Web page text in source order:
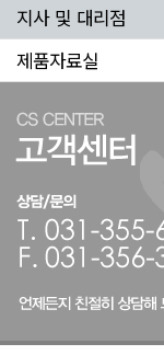
지사 및 대리점
제품자료실